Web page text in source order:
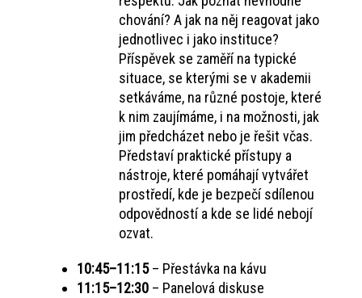
chování? A jak na něj reagovat jako
jednotlivec i jako instituce?
Příspěvek se zaměří na typické
situace, se kterými se v akademii
setkáváme, na různé postoje, které
k nim zaujímáme, i na možnosti, jak
jim předcházet nebo je řešit včas.
Představí praktické přístupy a
nástroje, které pomáhají vytvářet
prostředí, kde je bezpečí sdílenou
odpovědností a kde se lidé nebojí
ozvat.
10:45–11:15– Přestávka na kávu
11:15–12:30– Panelová diskuse